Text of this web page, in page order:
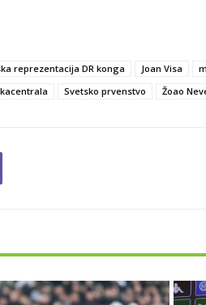
reprezentacija DR konga Joan Visa
Svetsko prvenstvo Žoao